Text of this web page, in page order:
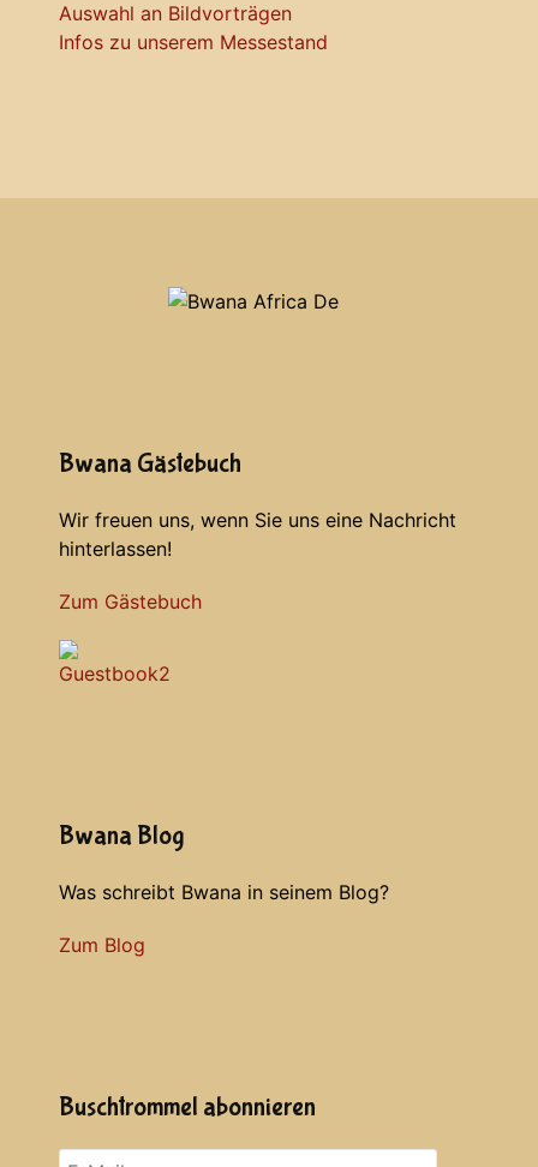
Auswahl an Bildvorträgen
Infos zu unserem Messestand
Bwana Gästebuch
Wir freuen uns, wenn Sie uns eine Nachricht
hinterlassen!
Zum Gästebuch
Bwana Blog
Was schreibt Bwana in seinem Blog?
Zum Blog
Buschtrommel abonnieren